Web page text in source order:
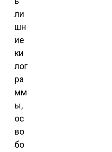
ли
шн
ие
ки
лог
ра
мм
ы,
ос
во
бо